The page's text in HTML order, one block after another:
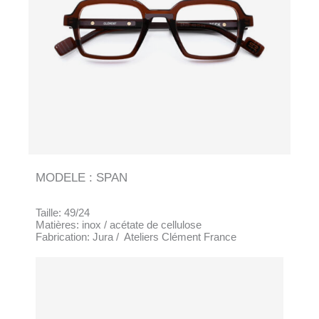
MODELE : SPAN
Taille: 49/24
Matières: inox / acétate de cellulose
Fabrication: Jura / Ateliers Clément France